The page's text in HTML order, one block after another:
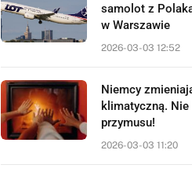
samolot z
w Warszawie
2026-03-03 12:52
Niemcy
klimatyczną. Nie
przymusu!
2026-03-03 11:20